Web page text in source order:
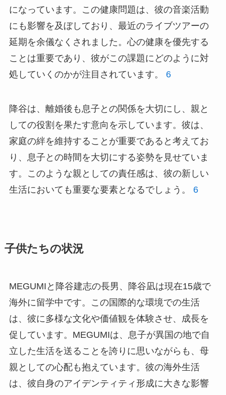
になっています。この健康問題は、彼の音楽活動
にも影響を及ぼしており、最近のライブツアーの
延期を余儀なくされました。心の健康を優先する
ことは重要であり、彼がこの課題にどのように対
処していくのかが注目されています。 6
降谷は、離婚後も息子との関係を大切にし、親と
しての役割を果たす意向を示しています。彼は、
家庭の絆を維持することが重要であると考えてお
り、息子との時間を大切にする姿勢を見せていま
す。このような親としての責任感は、彼の新しい
生活においても重要な要素となるでしょう。 6
子供たちの状況
MEGUMIと降谷建志の長男、降谷凪は現在15歳で
海外に留学中です。この国際的な環境での生活
は、彼に多様な文化や価値観を体験させ、成長を
促しています。MEGUMIは、息子が異国の地で自
立した生活を送ることを誇りに思いながらも、母
親としての心配も抱えています。彼の海外生活
は、彼自身のアイデンティティ形成に大きな影響